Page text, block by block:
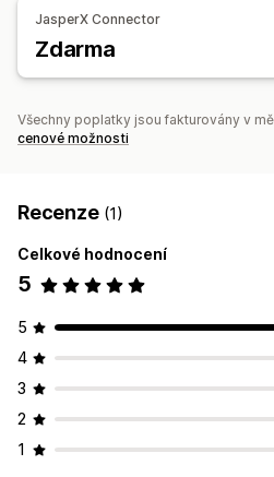
Naplánovaný import
Hromadné aktualizace
Metapole
JasperX Connector
Zdarma
Všechny poplatky jsou fakturovány v
cenové možnosti
Recenze (1)
Celkové hodnocení
5
5
4
3
2
1